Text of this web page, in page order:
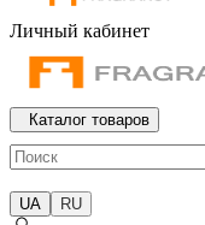
Личный кабинет
Каталог товаров
UA RU